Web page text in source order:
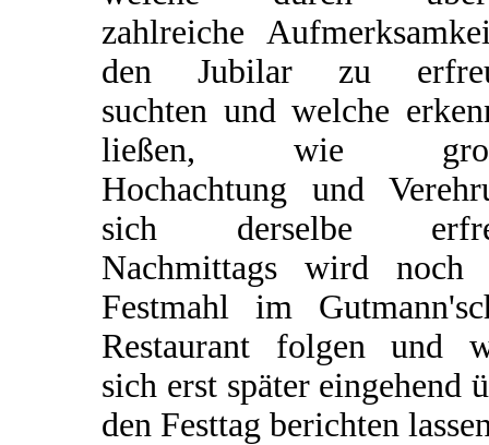
zahlreiche
den Jubilar zu
suchten und welche
ließen, wie
Hochachtung und
sich derselbe
Nachmittags wird noch
Festmahl im
Restaurant folgen und
sich erst später eingehend
den Festtag berichten